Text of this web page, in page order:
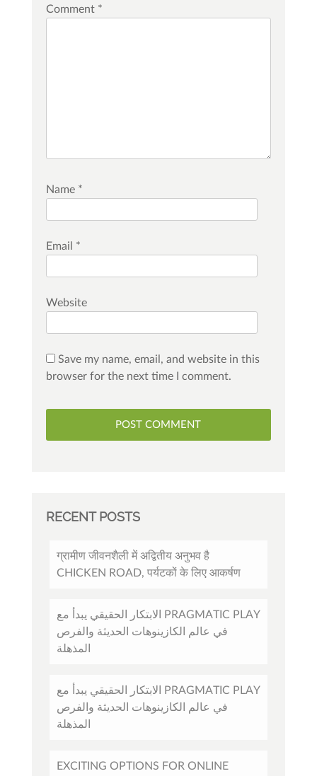
Comment *
Name *
Email *
Website
Save my name, email, and website in this
browser for the next time I comment.
RECENT POSTS
ग्रामीण जीवनशैली में अद्वितीय अनुभव है
CHICKEN ROAD, पर्यटकों के लिए आकर्षण
الابتكار الحقيقي يبدأ مع PRAGMATIC PLAY
في عالم الكازينوهات الحديثة والفرص
المذهلة
الابتكار الحقيقي يبدأ مع PRAGMATIC PLAY
في عالم الكازينوهات الحديثة والفرص
المذهلة
EXCITING OPTIONS FOR ONLINE